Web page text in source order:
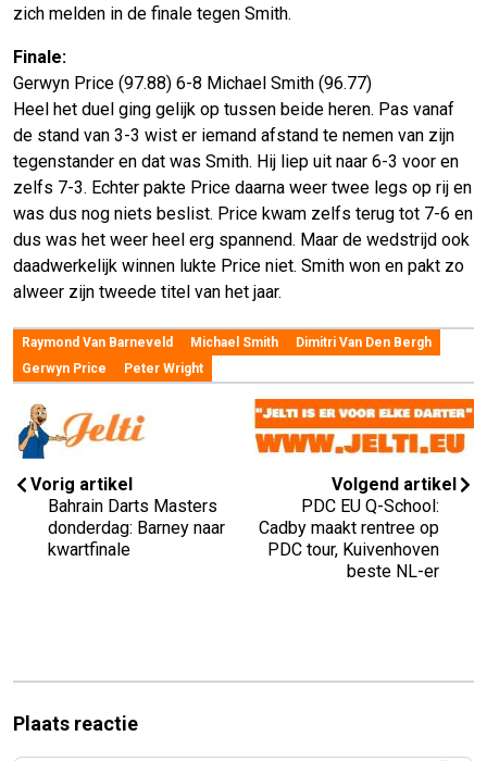
zich melden in de finale tegen Smith.
Finale:
Gerwyn Price (97.88) 6-8 Michael Smith (96.77)
Heel het duel ging gelijk op tussen beide heren. Pas vanaf
de stand van 3-3 wist er iemand afstand te nemen van zijn
tegenstander en dat was Smith. Hij liep uit naar 6-3 voor en
zelfs 7-3. Echter pakte Price daarna weer twee legs op rij en
was dus nog niets beslist. Price kwam zelfs terug tot 7-6 en
dus was het weer heel erg spannend. Maar de wedstrijd ook
daadwerkelijk winnen lukte Price niet. Smith won en pakt zo
alweer zijn tweede titel van het jaar.
Raymond Van Barneveld Michael Smith
Dimitri Van Den Bergh
Gerwyn Price
Peter Wright
Vorig artikel
Bahrain Darts Masters
donderdag: Barney naar
kwartfinale
Volgend artikel
PDC EU Q-School:
Cadby maakt rentree op
PDC tour, Kuivenhoven
beste NL-er
Plaats reactie